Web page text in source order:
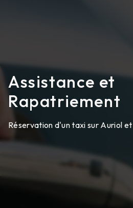
Assistance et
Rapatriement
Réservation d'un taxi sur Auriol et